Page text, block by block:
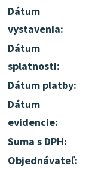
Dátum
vystavenia:
Dátum
splatnosti:
Dátum platby:
Dátum
evidencie:
Suma s DPH:
Objednávateľ: